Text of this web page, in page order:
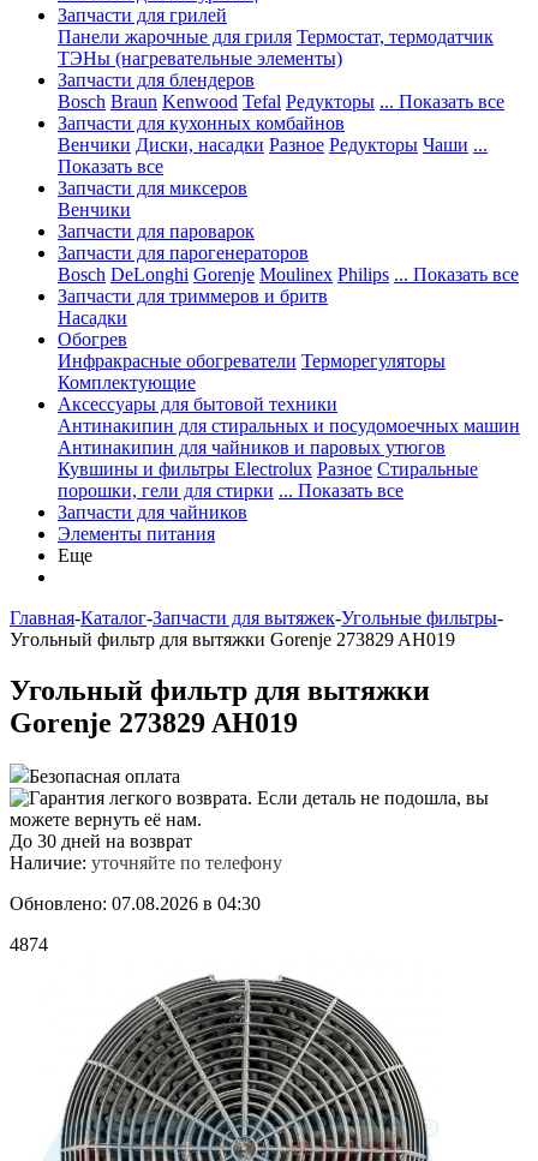
Запчасти для грилей
Панели жарочные для гриля Термостат, термодатчик
ТЭНы (нагревательные элементы)
Запчасти для блендеров
Bosch Braun Kenwood Tefal Редукторы ... Показать все
Запчасти для кухонных комбайнов
Венчики Диски, насадки Разное Редукторы Чаши ...
Показать все
Запчасти для миксеров
Венчики
Запчасти для пароварок
Запчасти для парогенераторов
Bosch DeLonghi Gorenje Moulinex Philips ... Показать все
Запчасти для триммеров и бритв
Насадки
Обогрев
Инфракрасные обогреватели Терморегуляторы
Комплектующие
Аксессуары для бытовой техники
Антинакипин для стиральных и посудомоечных машин
Антинакипин для чайников и паровых утюгов
Кувшины и фильтры Electrolux Разное Стиральные
порошки, гели для стирки ... Показать все
Запчасти для чайников
Элементы питания
Еще
Главная-Каталог-Запчасти для вытяжек-Угольные фильтры-
Угольный фильтр для вытяжки Gorenje 273829 AH019
Угольный фильтр для вытяжки
Gorenje 273829 AH019
Безопасная оплата
До 30 дней на возврат
Наличие: уточняйте по телефону
Обновлено: 07.08.2026 в 04:30
4874